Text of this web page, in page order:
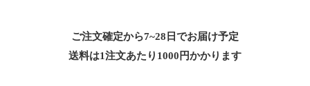
ご注文確定から7~28日でお届け予定
送料は1注文あたり 1000 円かかります